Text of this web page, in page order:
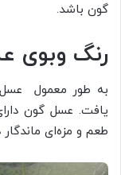
گون باشد.
رنگ وبوی
به طور معمول
یافت. عسل گون
طعم و مزه‌ای ماندگار